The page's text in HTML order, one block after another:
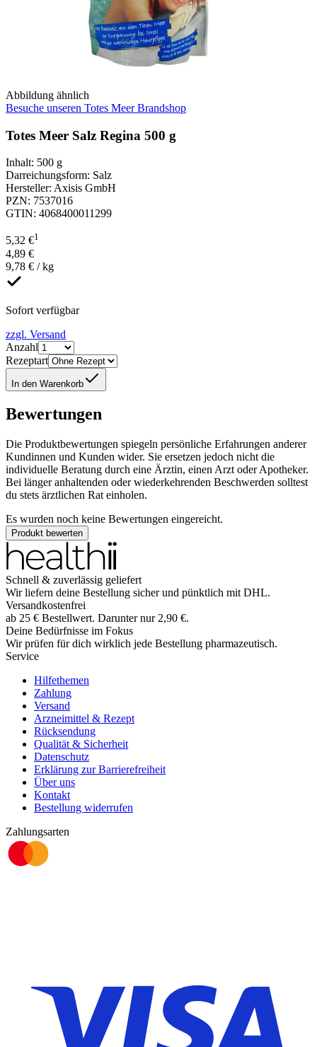
Abbildung ähnlich
Besuche unseren Totes Meer Brandshop
Totes Meer Salz Regina 500 g
Inhalt: 500 g
Darreichungsform: Salz
Hersteller: Axisis GmbH
PZN: 7537016
GTIN: 4068400011299
5,32 €1
4,89 €
9,78 € / kg
Sofort verfügbar
zzgl. Versand
Anzahl
Rezeptart
In den Warenkorb
Bewertungen
Die Produktbewertungen spiegeln persönliche Erfahrungen anderer
Kundinnen und Kunden wider. Sie ersetzen jedoch nicht die
individuelle Beratung durch eine Ärztin, einen Arzt oder Apotheker.
Bei länger anhaltenden oder wiederkehrenden Beschwerden solltest
du stets ärztlichen Rat einholen.
Es wurden noch keine Bewertungen eingereicht.
Produkt bewerten
Schnell & zuverlässig geliefert
Wir liefern deine Bestellung sicher und pünktlich mit DHL.
Versandkostenfrei
ab 25 € Bestellwert. Darunter nur 2,90 €.
Deine Bedürfnisse im Fokus
Wir prüfen für dich wirklich jede Bestellung pharmazeutisch.
Service
Hilfethemen
Zahlung
Versand
Arzneimittel & Rezept
Rücksendung
Qualität & Sicherheit
Datenschutz
Erklärung zur Barrierefreiheit
Über uns
Kontakt
Bestellung widerrufen
Zahlungsarten